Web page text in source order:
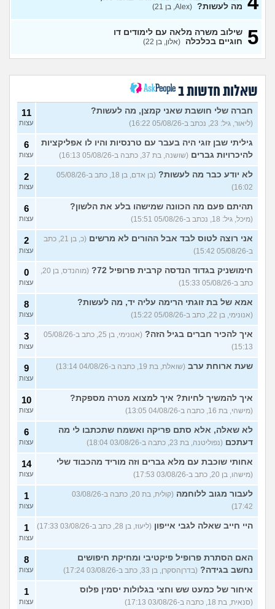
קרימינולוגיה עם אבחנות
ללמוד פסיכולוגיה? (מישהו, בן
87)
אם הייתה לכם מכונת זמן.
(ירין, בת 19)
סיימתי תואר והבנתי שאני לא
עכשיו?
(טל, בת 29)
9
עצות
מס שאלות לסטודנטים ובוגרים
של המכללה האקדמית וינגייט
1
עצות
לימודים מסלול בוקר או ערב?
(אנונימית, בת 27)
3
עצות
אילו יחידות טכנולוגיות יש?
(אנונימי, בן 17)
2
עצות
החיים בתור סטודנט לרפואה
(אנונימי, בן 20)
9
עצות
הנדסת בניין באריאל או סמי
שמעון?
(יותם, בן 23)
3
עצות
אני מרגישה ממש תקועה, איך
להתמודד? (מאיה, בת 23) עצות
עוד שאלות חדשות במדור
מה לעשות? (Alex, בן 21)
5 שילוב משרה מלאה עם לימודים דו
חוגיים בכלכלה (אלון, בן 22)
שאלות חדשות ב
חברה שלי חושבת שאני קמצן, מה לעשות?
(ליאור, גיל: 23, נכתב ב-05/08/26 16:22)
11
עצות
גיליתי שבן זוגי היה בעבר עם טרנסיות והיו לו אפליקציות
להיכרויות גברים (שושנה, בת 37, כתבה ב-05/08/26 16:13)
6
עצות
לא יודע כבר מה לעשות?
(בן אדם, בן 18, כתב ב-05/08/26
16:02)
2
עצות
תהיתם פעם מה הכוונה שמישהו בלע את הלשון?
(מיכל, גיל: 18, נכתב ב-05/08/26 15:51)
6
עצות
אני רוצה לטוס לבד אבל ההורים לא מרשים
(כ, בן 21, כתב
ב-05/08/26 15:42)
2
עצות
חימושניק בגדוד הנדסה קרבית פרופיל 72?
כתב ב-05/08/26 15:33)
0
עצות
אמא של בת זוגתי הרימה עליה יד, מה לעשות?
(אנונימי, בן 22, כתב ב-05/08/26 15:22)
8
עצות
איך להכיר חברים בגיל הזה?
(אנונימי, בן 25, כתב ב-05/08/26
15:13)
3
עצות
שעת ארוחת ערב (שואלת, בת 19, כתבה ב-04/08/26 13:14) 9
עצות
איך להמשיך לחיות? איך למצוא מטרה מספקת?
(מישהי, בת 16, כתבה ב-04/08/26 13:05)
10
עצות
לא שאלה, אלא סתם פריקה ואשמח שתכתבו לי מה
דעתכם (נפוליטנה, בת 23, כתבה ב-03/08/26 18:04)
6
עצות
אחותי שוכבת עם מלא גברים וזה מוריד מהכבוד שלי
(מישהו, בן 20, כתב ב-03/08/26 17:53)
14
עצות
לעבור מגוב ללוחמה
(קולית, בת 20, כתבה ב-03/08/26
17:42)
1
עצות
היי חייב שאלה לגבי אייפון (ליעוז, בן 28, כתב ב-03/08/26 17:33) 1
עצות
האם הסתרת פרופיל פיקטיבי ומחיקת חיפושים
נחשב בגידה? (בדרןהסקרן, בן 33, כתב ב-03/08/26 17:24)
8
עצות
איחור של כמעט שש וחצי בגלולות יסמין פלוס
(סנאית, בת 18, כתבה ב-03/08/26 17:13)
1
עצות